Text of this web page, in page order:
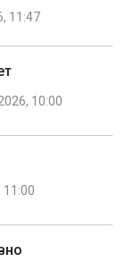
11:47
10:00
11:00